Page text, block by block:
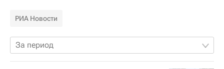
РИА Новости
За период